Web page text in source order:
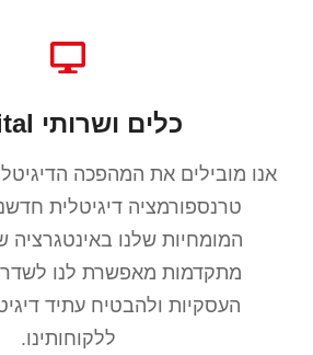
כלים ושרותי Digital
אנו מובילים את המהפכה
טרנספורמציה דיגיטלית
המומחיות שלנו באינטגרציה
מתקדמות מאפשרת לנו
העסקיות ולהבטיח עתיד
ללקוחותינו.